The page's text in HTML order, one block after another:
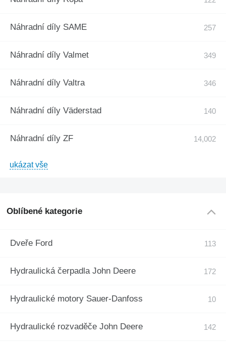
Náhradní díly SAME
Náhradní díly Valmet
Náhradní díly Valtra
Náhradní díly Väderstad
Náhradní díly ZF
ukázat vše
Oblíbené kategorie
Dveře Ford
Hydraulická čerpadla John Deere
Hydraulické motory Sauer-Danfoss
Hydraulické rozvaděče John Deere